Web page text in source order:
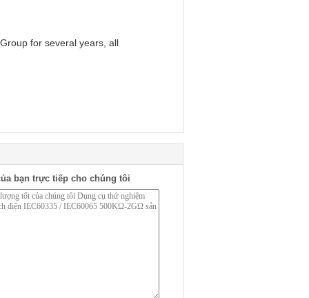
for several years, all
bạn trực tiếp cho chúng tôi